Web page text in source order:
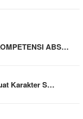
ABS…
Karakter S…